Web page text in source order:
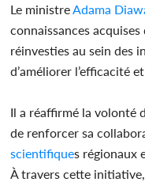
Le ministre Adama
connaissances
réinvesties au sein des
d’améliorer l’efficacité
Il a réaffirmé la volonté
de renforcer sa
scientifiques régionaux
À travers cette